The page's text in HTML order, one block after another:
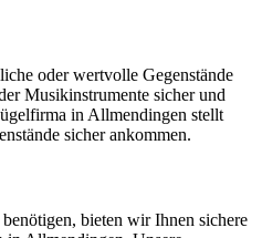
oder wertvolle Gegenstände
Musikinstrumente sicher und
in Allmendingen stellt
sicher ankommen.
bieten wir Ihnen sichere